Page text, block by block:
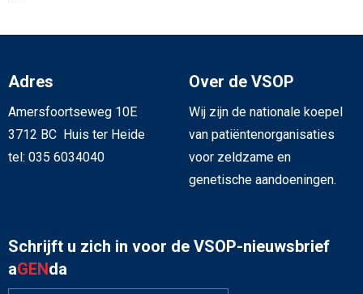
Adres
Amersfoortseweg 10E
3712 BC Huis ter Heide
tel: 035 6034040
Over de VSOP
Wij zijn de nationale koepel
van patiëntenorganisaties
voor zeldzame en
genetische aandoeningen.
Schrijft u zich in voor de VSOP-nieuwsbrief
aGENda